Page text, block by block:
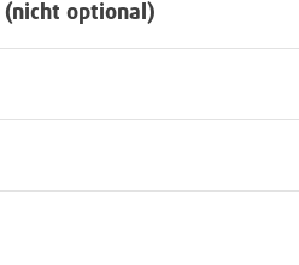
(nicht optional)
für das, was zählt:
Unsere Gemeinschaft
Ausgleich entgegen –